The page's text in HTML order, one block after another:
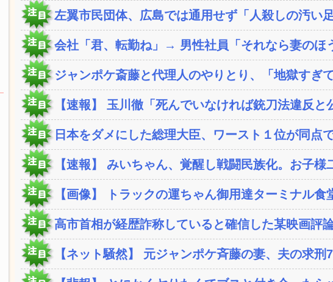
左翼市民団体、広島では通用せず「人殺しの汚い
会社「君、転勤ね」→ 男性社員「それなら妻のほ
ジャンポケ斎藤と代理人のやりとり、「地獄す
【速報】 玉川徹「死んでいなければ銃刀法違反
日本をダメにした総理大臣、ワースト１位が同点
【速報】 みいちゃん、覚醒し戦闘民族化。お子
【画像】 トラックの運ちゃん御用達ターミナル
高市首相が経歴詐称していると確信した某映画評
【ネット騒然】 元ジャンポケ斉藤の妻、夫の求